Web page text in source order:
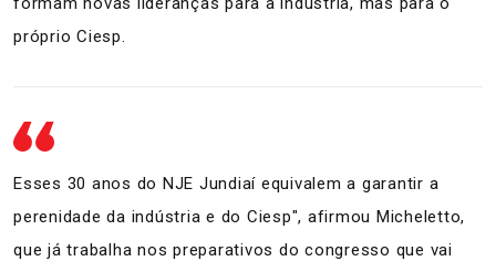
próprio Ciesp.
Esses 30 anos do NJE Jundiaí equivalem a garantir a
perenidade da indústria e do Ciesp", afirmou Micheletto,
que já trabalha nos preparativos do congresso que vai